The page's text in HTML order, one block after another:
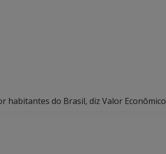
habitantes do Brasil, diz Valor Econômico